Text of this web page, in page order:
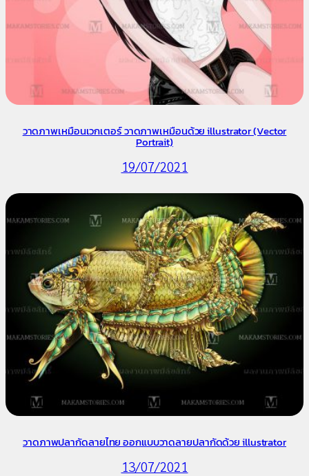
วาดภาพเหมือนเวกเตอร์ วาดภาพเหมือนด้วย illustrator (Vector
Portrait)
19/07/2021
วาดภาพปลากัดลายไทย ออกแบบวาดลายปลากัดด้วย illustrator
13/07/2021